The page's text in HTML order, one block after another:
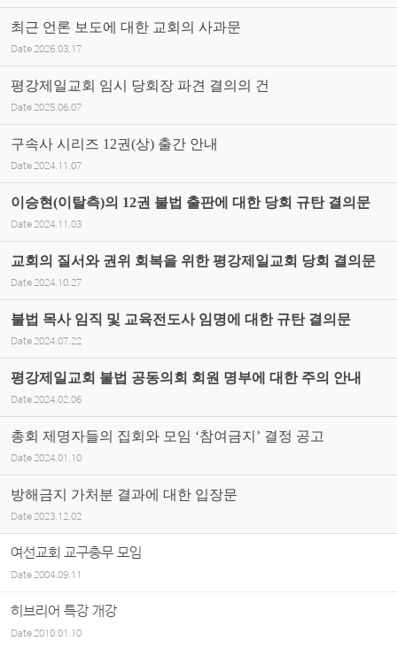
최근 언론 보도에 대한 교회의 사과문
Date 2026.03.17
평강제일교회 임시 당회장 파견 결의의 건
Date 2025.06.07
구속사 시리즈 12권(상) 출간 안내
Date 2024.11.07
이승현(이탈측)의 12권 불법 출판에 대한 당회 규탄 결의문
Date 2024.11.03
교회의 질서와 권위 회복을 위한 평강제일교회 당회 결의문
Date 2024.10.27
불법 목사 임직 및 교육전도사 임명에 대한 규탄 결의문
Date 2024.07.22
평강제일교회 불법 공동의회 회원 명부에 대한 주의 안내
Date 2024.02.06
총회 제명자들의 집회와 모임 ‘참여금지’ 결정 공고
Date 2024.01.10
방해금지 가처분 결과에 대한 입장문
Date 2023.12.02
여선교회 교구총무 모임
Date2004.09.11
히브리어 특강 개강
Date2010.01.10